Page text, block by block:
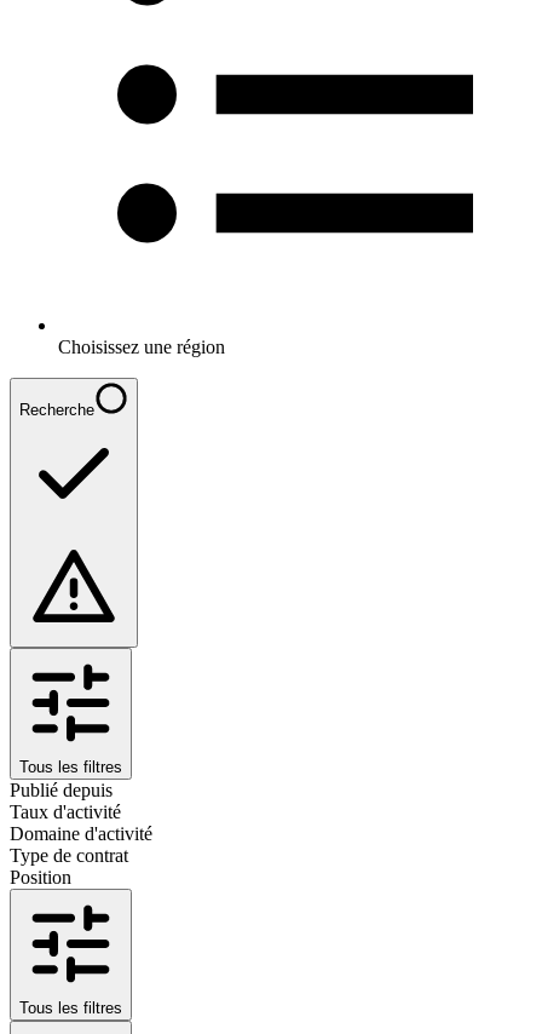
Choisissez une région
Recherche
Tous les filtres
Publié depuis
Taux d'activité
Domaine d'activité
Type de contrat
Position
Tous les filtres